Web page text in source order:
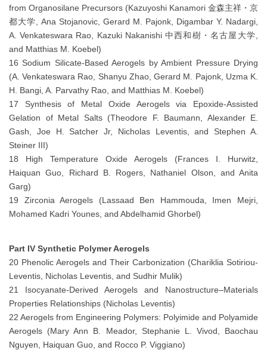
from Organosilane Precursors (Kazuyoshi Kanamori 金森主祥・京
都大学, Ana Stojanovic, Gerard M. Pajonk, Digambar Y. Nadargi,
A. Venkateswara Rao, Kazuki Nakanishi 中西和樹・名古屋大学,
and Matthias M. Koebel)
16 Sodium Silicate-Based Aerogels by Ambient Pressure Drying
(A. Venkateswara Rao, Shanyu Zhao, Gerard M. Pajonk, Uzma K.
H. Bangi, A. Parvathy Rao, and Matthias M. Koebel)
17 Synthesis of Metal Oxide Aerogels via Epoxide-Assisted
Gelation of Metal Salts (Theodore F. Baumann, Alexander E.
Gash, Joe H. Satcher Jr, Nicholas Leventis, and Stephen A.
Steiner III)
18 High Temperature Oxide Aerogels (Frances I. Hurwitz,
Haiquan Guo, Richard B. Rogers, Nathaniel Olson, and Anita
Garg)
19 Zirconia Aerogels (Lassaad Ben Hammouda, Imen Mejri,
Mohamed Kadri Younes, and Abdelhamid Ghorbel)
Part IV Synthetic Polymer Aerogels
20 Phenolic Aerogels and Their Carbonization (Chariklia Sotiriou-
Leventis, Nicholas Leventis, and Sudhir Mulik)
21 Isocyanate-Derived Aerogels and Nanostructure–Materials
Properties Relationships (Nicholas Leventis)
22 Aerogels from Engineering Polymers: Polyimide and Polyamide
Aerogels (Mary Ann B. Meador, Stephanie L. Vivod, Baochau
Nguyen, Haiquan Guo, and Rocco P. Viggiano)